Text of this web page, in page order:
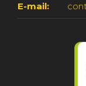
E-mail: